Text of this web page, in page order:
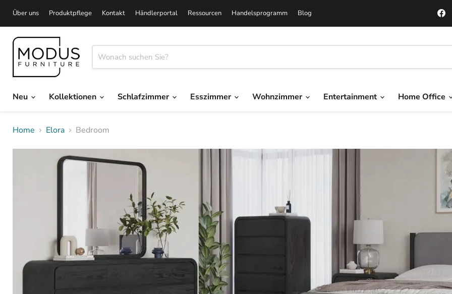
Über uns Produktpflege Kontakt Händlerportal Ressourcen Handelsprogramm Blog
Neu
Kollektionen Schlafzimmer Esszimmer Wohnzimmer Entertainment Home Office
Home Elora Bedroom